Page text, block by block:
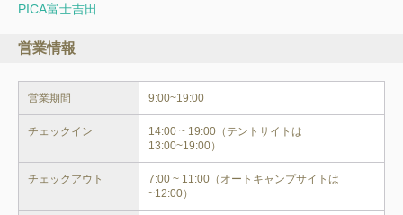
PICA富士吉田
営業情報
営業期間 9:00~19:00
チェックイン
14:00 ~ 19:00（テントサイトは
13:00~19:00）
チェックアウト
7:00 ~ 11:00（オートキャンプサイトは
~12:00）